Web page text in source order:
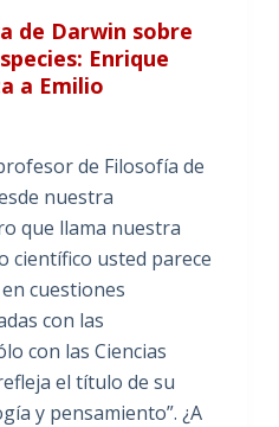
de Darwin sobre
Enrique
a Emilio
de Filosofía de
nuestra
que llama nuestra
científico usted parece
cuestiones
con las
con las Ciencias
el título de su
y pensamiento”. ¿A